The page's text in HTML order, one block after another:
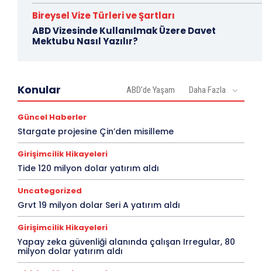
Bireysel Vize Türleri ve Şartları
ABD Vizesinde Kullanılmak Üzere Davet
Mektubu Nasıl Yazılır?
Konular ABD'de Yaşam Daha Fazla
Güncel Haberler
Stargate projesine Çin’den misilleme
Girişimcilik Hikayeleri
Tide 120 milyon dolar yatırım aldı
Uncategorized
Grvt 19 milyon dolar Seri A yatırım aldı
Girişimcilik Hikayeleri
Yapay zeka güvenliği alanında çalışan Irregular, 80
milyon dolar yatırım aldı